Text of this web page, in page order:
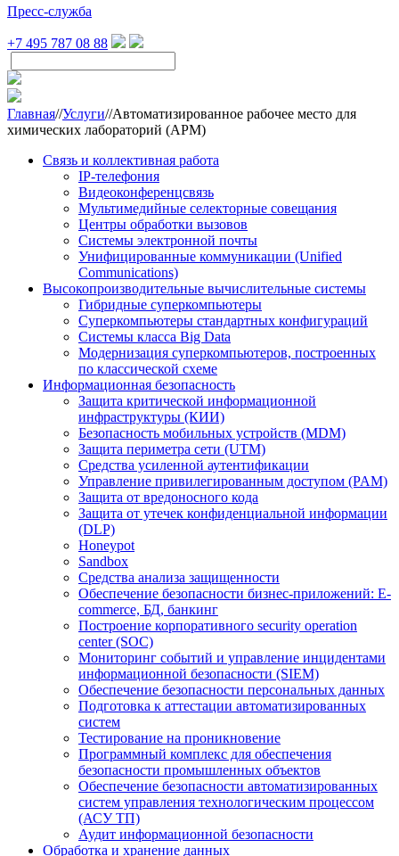
Пресс-служба
+7 495 787 08 88
Главная//Услуги//Автоматизированное рабочее место для
химических лабораторий (АРМ)
Связь и коллективная работа
IP-телефония
Видеоконференцсвязь
Мультимедийные селекторные совещания
Центры обработки вызовов
Системы электронной почты
Унифицированные коммуникации (Unified
Communications)
Высокопроизводительные вычислительные системы
Гибридные суперкомпьютеры
Суперкомпьютеры стандартных конфигураций
Системы класса Big Data
Модернизация суперкомпьютеров, построенных
по классической схеме
Информационная безопасность
Защита критической информационной
инфраструктуры (КИИ)
Безопасность мобильных устройств (MDM)
Защита периметра сети (UTM)
Средства усиленной аутентификации
Управление привилегированным доступом (PAM)
Защита от вредоносного кода
Защита от утечек конфиденциальной информации
(DLP)
Honeypot
Sandbox
Средства анализа защищенности
Обеспечение безопасности бизнес-приложений: E-
commerce, БД, банкинг
Построение корпоративного security operation
center (SOC)
Мониторинг событий и управление инцидентами
информационной безопасности (SIEM)
Обеспечение безопасности персональных данных
Подготовка к аттестации автоматизированных
систем
Тестирование на проникновение
Программный комплекс для обеспечения
безопасности промышленных объектов
Обеспечение безопасности автоматизированных
систем управления технологическим процессом
(АСУ ТП)
Аудит информационной безопасности
Обработка и хранение данных